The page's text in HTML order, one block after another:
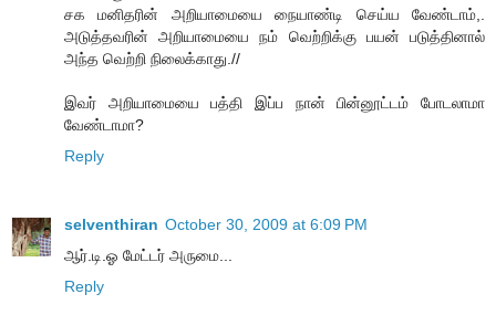
சக மனிதரின் அறியாமையை நையாண்டி செய்ய வேண்டாம்,.
அடுத்தவரின் அறியாமையை நம் வெற்றிக்கு பயன் படுத்தினால்
அந்த வெற்றி நிலைக்காது.//
இவர் அறியாமையை பத்தி இப்ப நான் பின்னூட்டம் போடலாமா
வேண்டாமா?
Reply
selventhiran October 30, 2009 at 6:09 PM
ஆர்.டி.ஓ மேட்டர் அருமை...
Reply